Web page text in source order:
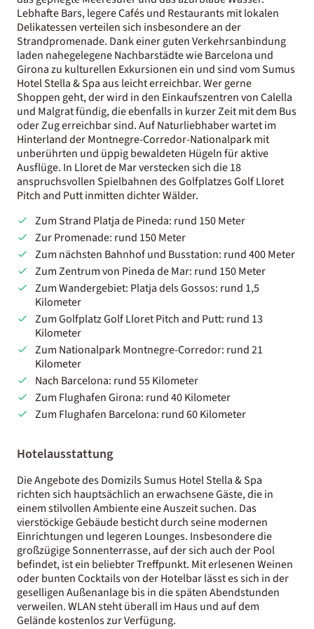
Lebhafte Bars, legere Cafés und Restaurants mit lokalen
Delikatessen verteilen sich insbesondere an der
Strandpromenade. Dank einer guten Verkehrsanbindung
laden nahegelegene Nachbarstädte wie Barcelona und
Girona zu kulturellen Exkursionen ein und sind vom Sumus
Hotel Stella & Spa aus leicht erreichbar. Wer gerne
Shoppen geht, der wird in den Einkaufszentren von Calella
und Malgrat fündig, die ebenfalls in kurzer Zeit mit dem Bus
oder Zug erreichbar sind. Auf Naturliebhaber wartet im
Hinterland der Montnegre-Corredor-Nationalpark mit
unberührten und üppig bewaldeten Hügeln für aktive
Ausflüge. In Lloret de Mar verstecken sich die 18
anspruchsvollen Spielbahnen des Golfplatzes Golf Lloret
Pitch and Putt inmitten dichter Wälder.
Zum Strand Platja de Pineda: rund 150 Meter
Zur Promenade: rund 150 Meter
Zum nächsten Bahnhof und Busstation: rund 400 Meter
Zum Zentrum von Pineda de Mar: rund 150 Meter
Zum Wandergebiet: Platja dels Gossos: rund 1,5
Kilometer
Zum Golfplatz Golf Lloret Pitch and Putt: rund 13
Kilometer
Zum Nationalpark Montnegre-Corredor: rund 21
Kilometer
Nach Barcelona: rund 55 Kilometer
Zum Flughafen Girona: rund 40 Kilometer
Zum Flughafen Barcelona: rund 60 Kilometer
Hotelausstattung
Die Angebote des Domizils Sumus Hotel Stella & Spa
richten sich hauptsächlich an erwachsene Gäste, die in
einem stilvollen Ambiente eine Auszeit suchen. Das
vierstöckige Gebäude besticht durch seine modernen
Einrichtungen und legeren Lounges. Insbesondere die
großzügige Sonnenterrasse, auf der sich auch der Pool
befindet, ist ein beliebter Treffpunkt. Mit erlesenen Weinen
oder bunten Cocktails von der Hotelbar lässt es sich in der
geselligen Außenanlage bis in die späten Abendstunden
verweilen. WLAN steht überall im Haus und auf dem
Gelände kostenlos zur Verfügung.